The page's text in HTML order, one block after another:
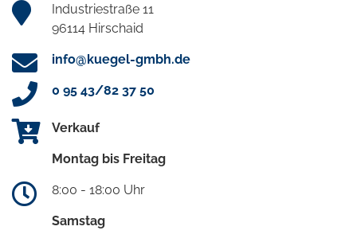
Industriestraße 11
96114 Hirschaid
info@kuegel-gmbh.de
0 95 43/82 37 50
Verkauf
Montag bis Freitag
8:00 - 18:00 Uhr
Samstag